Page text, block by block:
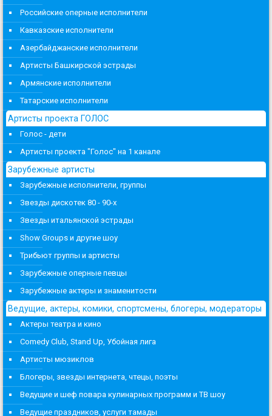
Российские оперные исполнители
Кавказские исполнители
Азербайджанские исполнители
Артисты Башкирской эстрады
Армянские исполнители
Татарские исполнители
Артисты проекта ГОЛОС
Голос - дети
Артисты проекта "Голос" на 1 канале
Зарубежные артисты
Зарубежные исполнители, группы
Звезды дискотек 80 - 90-х
Звезды итальянской эстрады
Show Groups и другие шоу
Трибьют группы и артисты
Зарубежные оперные певцы
Зарубежные актеры и знаменитости
Ведущие, актеры, комики, спортсмены, блогеры, модераторы
Актеры театра и кино
Comedy Club, Stand Up, Убойная лига
Артисты мюзиклов
Блогеры, звезды интернета, чтецы, поэты
Ведущие и шеф повара кулинарных программ и ТВ шоу
Ведущие праздников, услуги тамады